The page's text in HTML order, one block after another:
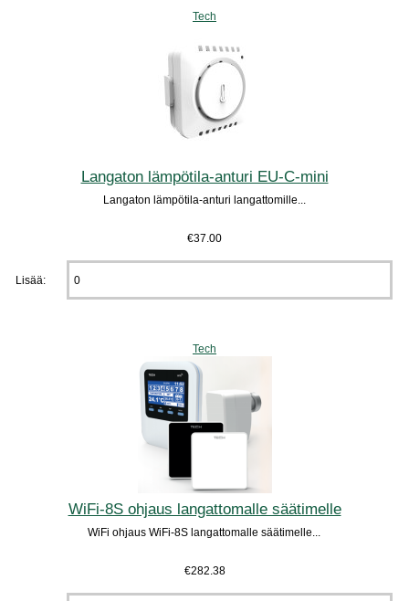
Tech
Langaton lämpötila-anturi EU-C-mini
Langaton lämpötila-anturi langattomille...
€37.00
Lisää:
Tech
WiFi-8S ohjaus langattomalle säätimelle
WiFi ohjaus WiFi-8S langattomalle säätimelle...
€282.38